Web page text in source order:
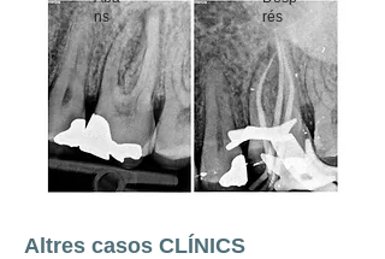
ns
rés
Altres casos CLÍNICS